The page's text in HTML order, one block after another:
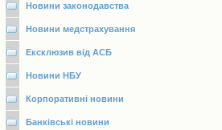
Новини законодавства
Новини медстрахування
Ексклюзив від АСБ
Новини НБУ
Корпоративні новини
Банківські новини